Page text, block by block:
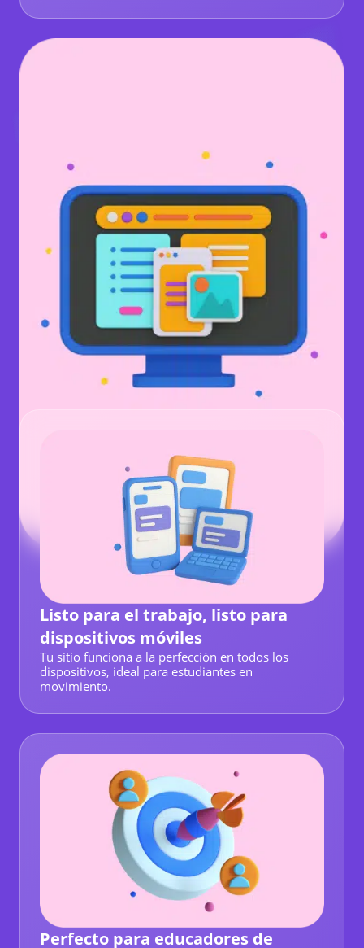
Listo para el trabajo, listo para
dispositivos móviles
Tu sitio funciona a la perfección en todos los
dispositivos, ideal para estudiantes en
movimiento.
Perfecto para educadores de